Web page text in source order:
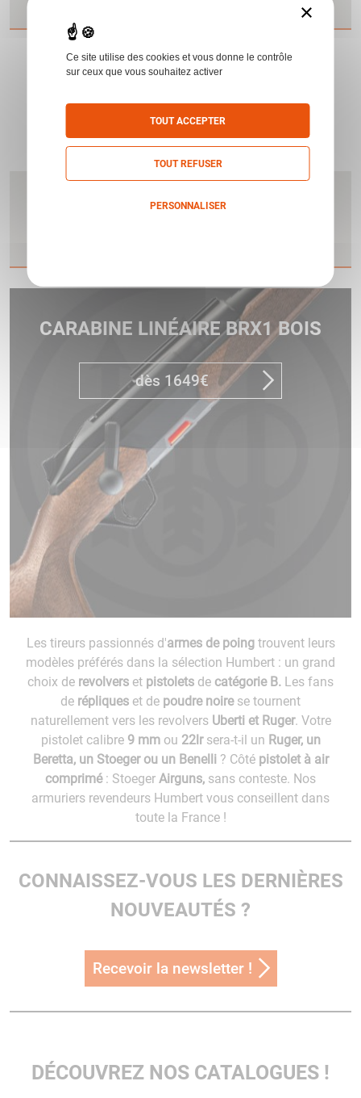
CARABINE LINÉAIRE BRX1 BOIS
dès 1649€
Les tireurs passionnés d'armes de poingtrouvent leurs
modèles préférés dans la sélection Humbert : un grand
choix de revolvers et pistolets de catégorie B. Les fans
de répliques et de poudre noire se tournent
naturellement vers les revolvers Uberti et Ruger. Votre
pistolet calibre9 mmou 22lrsera-t-il un Ruger, un
Beretta, un Stoeger ou un Benelli? Côté pistolet à air
comprimé : Stoeger Airguns, sans conteste. Nos
armuriers revendeurs Humbert vous conseillent dans
toute la France !
CONNAISSEZ-VOUS LES DERNIÈRES
NOUVEAUTÉS ?
Recevoir la newsletter !
DÉCOUVREZ NOS CATALOGUES !
×
Ce site utilise des cookies et vous donne le contrôle
sur ceux que vous souhaitez activer
TOUT ACCEPTER
TOUT REFUSER
PERSONNALISER